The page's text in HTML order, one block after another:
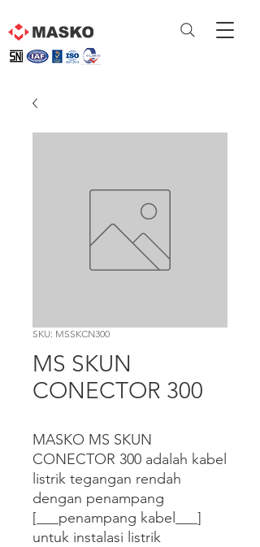
SKU: MSSKCN300
MS SKUN
CONECTOR 300
MASKO MS SKUN
CONECTOR 300 adalah kabel
listrik tegangan rendah
dengan penampang
[___penampang kabel___]
untuk instalasi listrik